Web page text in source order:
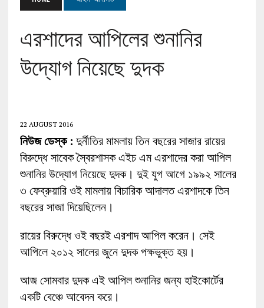
এরশাদের আপিলের শুনানির
উদ্যোগ নিয়েছে দুদক
22 AUGUST 2016
নিউজ ডেস্ক : দুর্নীতির মামলায় তিন বছরের সাজার রায়ের
বিরুদ্ধে সাবেক স্বৈরশাসক এইচ এম এরশাদের করা আপিল
শুনানির উদ্যোগ নিয়েছে দুদক। দুই যুগ আগে ১৯৯২ সালের
৩ ফেব্রুয়ারি ওই মামলায় বিচারিক আদালত এরশাদকে তিন
বছরের সাজা দিয়েছিলেন।
রায়ের বিরুদ্ধে ওই বছরই এরশাদ আপিল করেন। সেই
আপিলে ২০১২ সালের জুনে দুদক পক্ষভুক্ত হয়।
আজ সোমবার দুদক এই আপিল শুনানির জন্য হাইকোর্টের
একটি বেঞ্চে আবেদন করে।